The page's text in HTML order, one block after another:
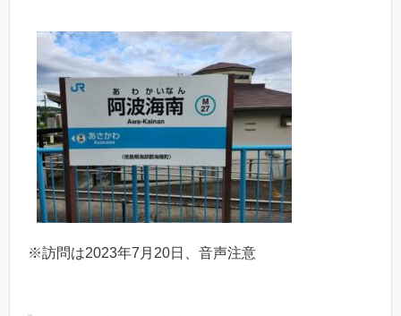
※訪問は2023年7月20日、音声注意